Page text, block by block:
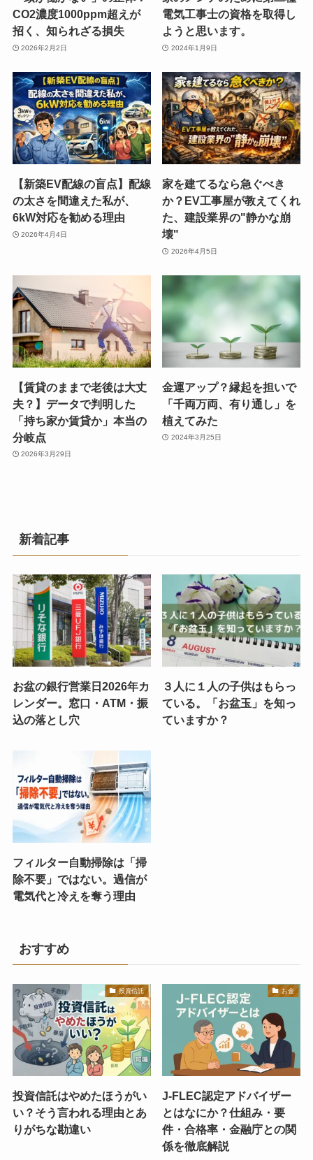
CO2濃度1000ppm超えが
招く、知られざる損失
2026年2月2日
電気工事士の資格を取得し
ようと思います。
2024年1月9日
【新築EV配線の盲点】配線
の太さを間違えた私が、
6kW対応を勧める理由
2026年4月4日
家を建てるなら急ぐべき
か？EV工事屋が教えてくれ
た、建設業界の"静かな崩
壊"
2026年4月5日
【賃貸のままで老後は大丈
夫？】データで判明した
「持ち家か賃貸か」本当の
分岐点
2026年3月29日
金運アップ？縁起を担いで
「千両万両、有り通し」を
植えてみた
2024年3月25日
新着記事
お盆の銀行営業日2026年カ
レンダー。窓口・ATM・振
込の落とし穴
３人に１人の子供はもらっ
ている。「お盆玉」を知っ
ていますか？
フィルター自動掃除は「掃
除不要」ではない。過信が
電気代と冷えを奪う理由
おすすめ
投資信託
投資信託はやめたほうがい
い？そう言われる理由とあ
りがちな勘違い
お金
J-FLEC認定アドバイザー
とはなにか？仕組み・要
件・合格率・金融庁との関
係を徹底解説